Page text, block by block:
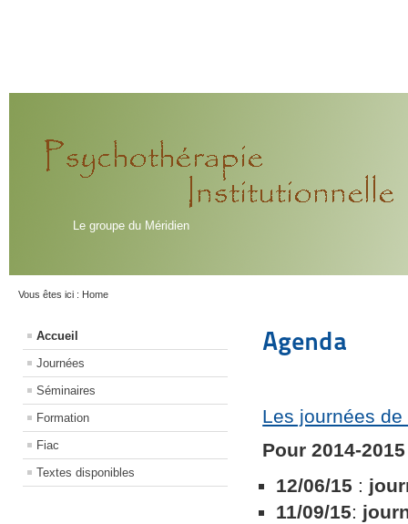
Le groupe du Méridien
Vous êtes ici : Home
Accueil
Journées
Séminaires
Formation
Fiac
Textes disponibles
Agenda
Les journées
Pour 2014-
12/06/15 :
11/09/15: